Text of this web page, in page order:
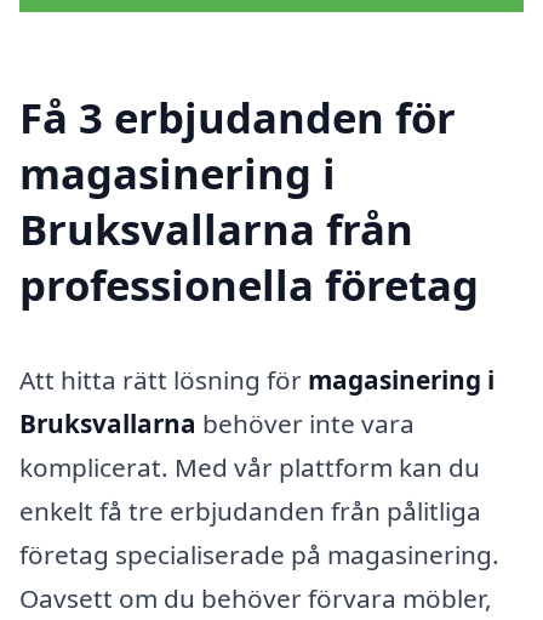
Få 3 erbjudanden för
magasinering i
Bruksvallarna från
professionella företag
Att hitta rätt lösning för magasinering i
Bruksvallarna behöver inte vara
komplicerat. Med vår plattform kan du
enkelt få tre erbjudanden från pålitliga
företag specialiserade på magasinering.
Oavsett om du behöver förvara möbler,